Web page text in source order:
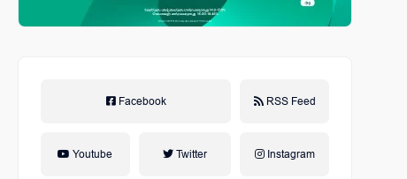
Facebook RSS Feed
Youtube Twitter Instagram